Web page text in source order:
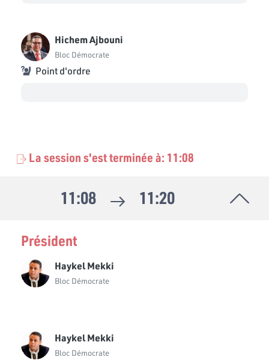
Hichem Ajbouni
Bloc Démocrate
Point d'ordre
La session s'est terminée à: 11:08
11:08 11:20
Haykel Mekki
Bloc Démocrate
Président
Haykel Mekki
Bloc Démocrate